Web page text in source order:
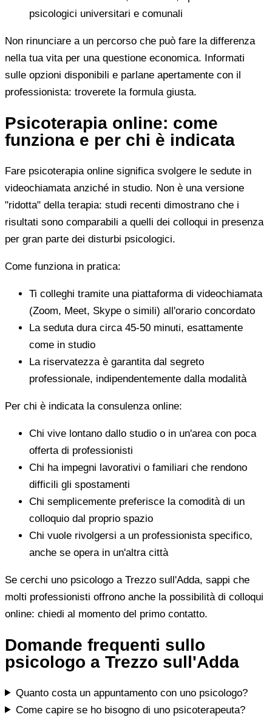
psicologici universitari e comunali
Non rinunciare a un percorso che può fare la differenza
nella tua vita per una questione economica. Informati
sulle opzioni disponibili e parlane apertamente con il
professionista: troverete la formula giusta.
Psicoterapia online: come
funziona e per chi è indicata
Fare psicoterapia online significa svolgere le sedute in
videochiamata anziché in studio. Non è una versione
"ridotta" della terapia: studi recenti dimostrano che i
risultati sono comparabili a quelli dei colloqui in presenza
per gran parte dei disturbi psicologici.
Come funziona in pratica:
Ti colleghi tramite una piattaforma di videochiamata
(Zoom, Meet, Skype o simili) all'orario concordato
La seduta dura circa 45-50 minuti, esattamente
come in studio
La riservatezza è garantita dal segreto
professionale, indipendentemente dalla modalità
Per chi è indicata la consulenza online:
Chi vive lontano dallo studio o in un'area con poca
offerta di professionisti
Chi ha impegni lavorativi o familiari che rendono
difficili gli spostamenti
Chi semplicemente preferisce la comodità di un
colloquio dal proprio spazio
Chi vuole rivolgersi a un professionista specifico,
anche se opera in un'altra città
Se cerchi uno psicologo a Trezzo sull'Adda, sappi che
molti professionisti offrono anche la possibilità di colloqui
online: chiedi al momento del primo contatto.
Domande frequenti sullo
psicologo a Trezzo sull'Adda
Quanto costa un appuntamento con uno psicologo?
Come capire se ho bisogno di uno psicoterapeuta?